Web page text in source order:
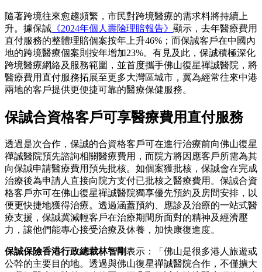
隨著跨境往來愈趨頻繁，市民對跨境醫療的需求料將持續上
升。據保誠 《2024年個人壽險理賠報告》 顯示，去年醫療費用
直付服務的整體理賠個案按年上升46%；而保誠客戶在中國內
地的跨境醫療個案則按年增加23%。有見及此，保誠積極深化
跨境醫療網絡及服務範圍，並首度攜手佛山復星禪誠醫院，將
醫療費用直付服務拓展至更多大灣區城市，冀為經常往來中港
兩地的客戶提供更便捷可靠的醫療保健服務。
保誠合資格客戶可享醫療費用直付服務
透過是次合作，保誠的合資格客戶可在進行治療前向佛山復星
禪誠醫院預先諮詢相關醫療費用，而院方將因應客戶所需為其
向保誠申請醫療費用預先批核。如個案獲批核，保誠會在完成
治療後為申請人直接向院方支付已批核之醫療費用。保誠合資
格客戶亦可在佛山復星禪誠醫院獨享優先預約及房間安排，以
便更快捷地獲得治療。透過涵蓋預約、應診及治療的一站式醫
療支援，保誠冀減輕客戶在治療期間所面對的精神及經濟壓
力，讓他們能專心接受治療及休養，加快康復進度。
保誠保險香港行政總裁林智剛表示：「佛山是很多港人旅遊或
公幹的主要目的地。透過與佛山復星禪誠醫院合作，不僅擴大